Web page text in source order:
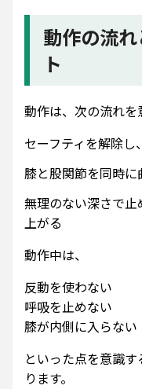
動作の流
ト
動作は、次の流れを
セーフティを解除し
膝と股関節を同時
無理のない深さで
上がる
動作中は、
反動を使わない
呼吸を止めない
膝が内側に入らない
といった点を意識
ります。